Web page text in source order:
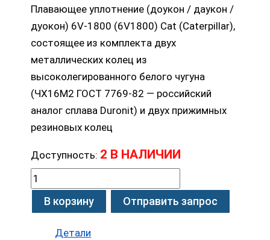
Плавающее уплотнение (доукон / даукон /
дуокон) 6V-1800 (6V1800) Cat (Caterpillar),
состоящее из комплекта двух
металлических колец из
высоколегированного белого чугуна
(ЧХ16М2 ГОСТ 7769-82 — российский
аналог сплава Duronit) и двух прижимных
резиновых колец
Доступность: 2 В НАЛИЧИИ
В корзину Отправить запрос
Детали